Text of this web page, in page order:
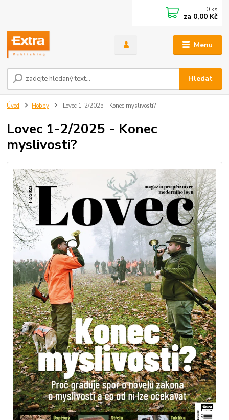
Menu
Hledat
0 ks
za 0,00 Kč
Úvod Hobby Lovec 1-2/2025 - Konec myslivosti?
Lovec 1-2/2025 - Konec
myslivosti?